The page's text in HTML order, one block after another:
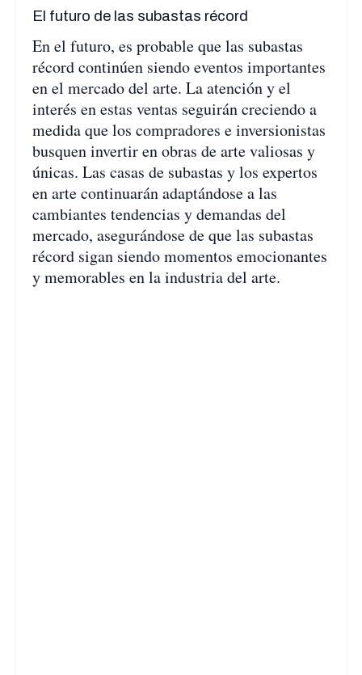
El futuro de las subastas récord
En el futuro, es probable que las subastas
récord continúen siendo eventos importantes
en el mercado del arte. La atención y el
interés en estas ventas seguirán creciendo a
medida que los compradores e inversionistas
busquen invertir en obras de arte valiosas y
únicas. Las casas de subastas y los expertos
en arte continuarán adaptándose a las
cambiantes tendencias y demandas del
mercado, asegurándose de que las subastas
récord sigan siendo momentos emocionantes
y memorables en la industria del arte.